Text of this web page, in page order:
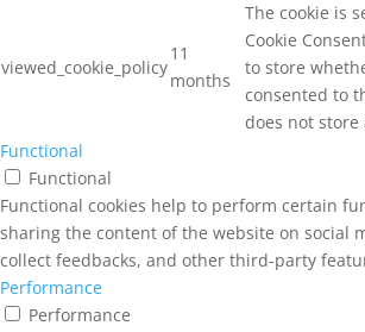
viewed_cookie_policy
11
months
The cookie is
Cookie
to store
consented to
does not store
Functional
Functional
Functional cookies help to perform certain
sharing the content of the website on social
collect feedbacks, and other third-party
Performance
Performance